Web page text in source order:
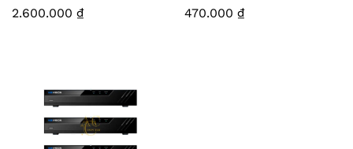
2.600.000 ₫ 470.000 ₫